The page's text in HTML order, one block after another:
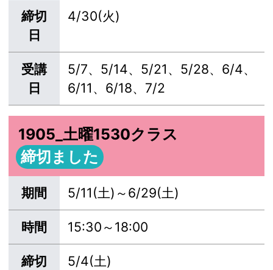
締切
日
4/30(火)
受講
日
5/7、5/14、5/21、5/28、6/4、
6/11、6/18、7/2
1905_土曜1530クラス
締切ました
期間 5/11(土)～6/29(土)
時間 15:30～18:00
締切
5/4(土)